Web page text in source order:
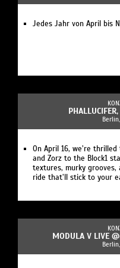
Jedes Jahr von April bis
On April 16, we’re
and Zorz to the Block1
textures, murky
ride that’ll stick to your
MODULA V LIVE @